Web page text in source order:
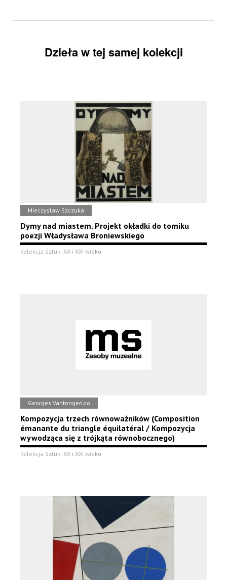
Dzieła w tej samej kolekcji
Mieczysław Szczuka
Dymy nad miastem. Projekt okładki do tomiku
poezji Władysława Broniewskiego
Kolekcja Sztuki XX i XXI wieku
Georges Vantongerloo
Kompozycja trzech równoważników (Composition
émanante du triangle équilatéral / Kompozycja
wywodząca się z trójkąta równobocznego)
Kolekcja Sztuki XX i XXI wieku